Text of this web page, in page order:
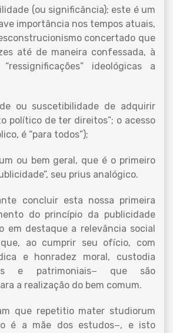
(ou significância); este é um
importância nos tempos atuais,
concertado que
até de maneira confessada, à
ideológicas a
ou suscetibilidade de adquirir
político de ter direitos”; o acesso
é “para todos”);
ou bem geral, que é o primeiro
seu prius analógico.
concluir esta nossa primeira
do princípio da publicidade
em destaque a relevância social
ao cumprir seu ofício, com
e honradez moral, custodia
e patrimoniais− que são
a realização do bem comum.
que repetitio mater studiorum
é a mãe dos estudos−, e isto